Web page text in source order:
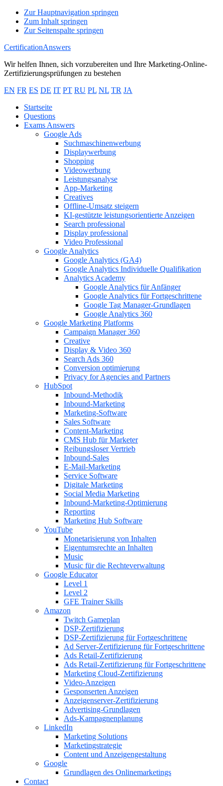
Zur Hauptnavigation springen
Zum Inhalt springen
Zur Seitenspalte springen
CertificationAnswers
Wir helfen Ihnen, sich vorzubereiten und Ihre Marketing-Online-
Zertifizierungsprüfungen zu bestehen
EN FR ES DE IT PT RU PL NL TR JA
Startseite
Questions
Exams Answers
Google Ads
Suchmaschinenwerbung
Displaywerbung
Shopping
Videowerbung
Leistungsanalyse
App-Marketing
Creatives
Offline-Umsatz steigern
KI-gestützte leistungsorientierte Anzeigen
Search professional
Display professional
Video Professional
Google Analytics
Google Analytics (GA4)
Google Analytics Individuelle Qualifikation
Analytics Academy
Google Analytics für Anfänger
Google Analytics für Fortgeschrittene
Google Tag Manager-Grundlagen
Google Analytics 360
Google Marketing Platforms
Campaign Manager 360
Creative
Display & Video 360
Search Ads 360
Conversion optimierung
Privacy for Agencies and Partners
HubSpot
Inbound-Methodik
Inbound-Marketing
Marketing-Software
Sales Software
Content-Marketing
CMS Hub für Marketer
Reibungsloser Vertrieb
Inbound-Sales
E-Mail-Marketing
Service Software
Digitale Marketing
Social Media Marketing
Inbound-Marketing-Optimierung
Reporting
Marketing Hub Software
YouTube
Monetarisierung von Inhalten
Eigentumsrechte an Inhalten
Music
Music für die Rechteverwaltung
Google Educator
Level 1
Level 2
GFE Trainer Skills
Amazon
Twitch Gameplan
DSP-Zertifizierung
DSP-Zertifizierung für Fortgeschrittene
Ad Server-Zertifizierung für Fortgeschrittene
Ads Retail-Zertifizierung
Ads Retail-Zertifizierung für Fortgeschrittene
Marketing Cloud-Zertifizierung
Video-Anzeigen
Gesponserten Anzeigen
Anzeigenserver-Zertifizierung
Advertising-Grundlagen
Ads-Kampagnenplanung
LinkedIn
Marketing Solutions
Marketingstrategie
Content und Anzeigengestaltung
Google
Grundlagen des Onlinemarketings
Contact